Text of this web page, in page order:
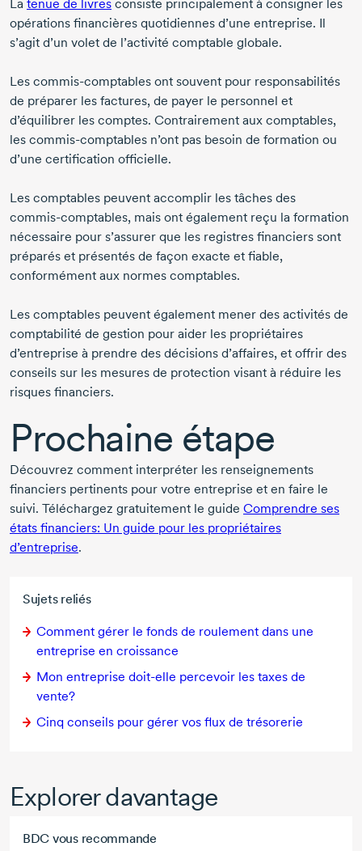
Sujets reliés
Comment gérer le fonds de roulement dans une
entreprise en croissance
Mon entreprise doit-elle percevoir les taxes de
vente?
Cinq conseils pour gérer vos flux de trésorerie
La tenue de livres consiste principalement à consigner les
opérations financières quotidiennes d’une entreprise. Il
s’agit d’un volet de l’activité comptable globale.
Les commis-comptables ont souvent pour responsabilités
de préparer les factures, de payer le personnel et
d’équilibrer les comptes. Contrairement aux comptables,
les commis-comptables n’ont pas besoin de formation ou
d’une certification officielle.
Les comptables peuvent accomplir les tâches des
commis-comptables, mais ont également reçu la formation
nécessaire pour s’assurer que les registres financiers sont
préparés et présentés de façon exacte et fiable,
conformément aux normes comptables.
Les comptables peuvent également mener des activités de
comptabilité de gestion pour aider les propriétaires
d’entreprise à prendre des décisions d’affaires, et offrir des
conseils sur les mesures de protection visant à réduire les
risques financiers.
Prochaine étape
Découvrez comment interpréter les renseignements
financiers pertinents pour votre entreprise et en faire le
suivi. Téléchargez gratuitement le guide Comprendre ses
états financiers: Un guide pour les propriétaires
d’entreprise.
Explorer davantage
BDC vous recommande